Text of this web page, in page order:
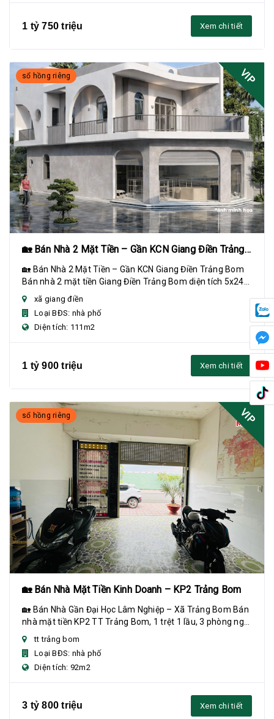
1 tỷ 750 triệu Xem chi tiết
sổ hồng riêng VIP
🏡 Bán Nhà 2 Mặt Tiền – Gần KCN Giang Điền Trảng
Bom
🏡 Bán Nhà 2 Mặt Tiền – Gần KCN Giang Điền Trảng Bom
Bán nhà 2 mặt tiền Giang Điền Trảng Bom diện tích 5x24m
(111m²), 1 trệt 1 lửng, 3 phòng ngủ, ...
xã giang điền
Loại BĐS: nhà phố
Diện tích: 111m2
1 tỷ 900 triệu Xem chi tiết
sổ hồng riêng VIP
🏡 Bán Nhà Mặt Tiền Kinh Doanh – KP2 Trảng Bom
🏡 Bán Nhà Gần Đại Học Lâm Nghiệp – Xã Trảng Bom Bán
nhà mặt tiền KP2 TT Trảng Bom, 1 trệt 1 lầu, 3 phòng ngủ,
gần khu nhà ở xã hội Kinh Oanh và T...
tt trảng bom
Loại BĐS: nhà phố
Diện tích: 92m2
3 tỷ 800 triệu Xem chi tiết